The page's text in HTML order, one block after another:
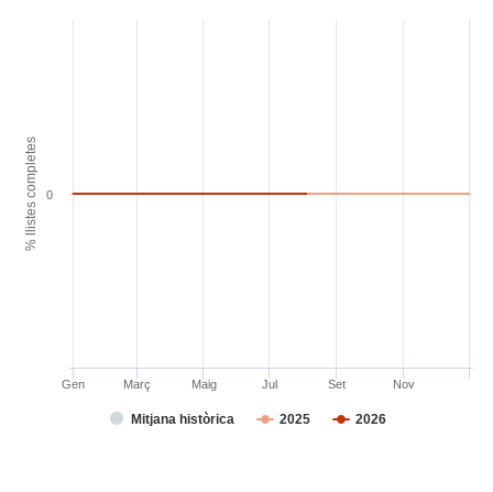
% llistes completes
Mitjana històrica 2025 2026
Gen Març Maig Jul Set Nov
0